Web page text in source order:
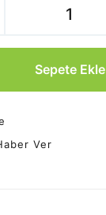
Sepete Ekle
Ver